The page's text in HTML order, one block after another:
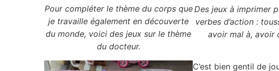
Pour compléter le thème du corps que
je travaille également en découverte
du monde, voici des jeux sur le thème
du docteur.
Des jeux à imprimer
verbes d’action :
avoir mal à, avoir
C’est bien gentil de